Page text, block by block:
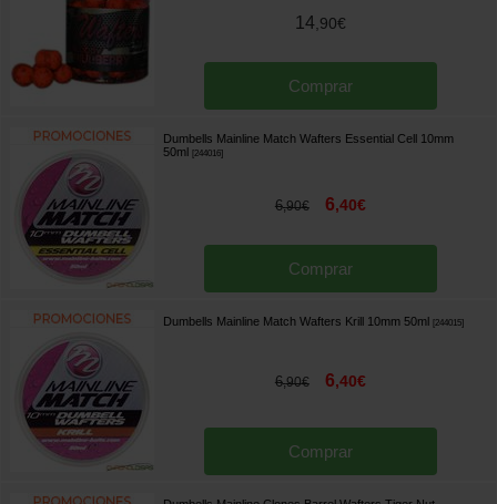
14 90€
Comprar
Dumbells Mainline Match Wafters Essential Cell 10mm
50ml [244016]
6,90€ 6,40€
Comprar
Dumbells Mainline Match Wafters Krill 10mm 50ml [244015]
6,90€ 6,40€
Comprar